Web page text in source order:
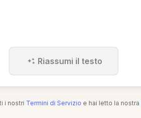
Riassumi il testo
i nostri Termini di Servizio e hai letto la nostra